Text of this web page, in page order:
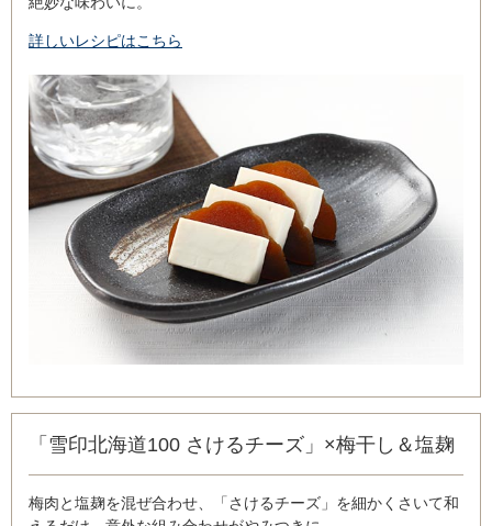
詳しいレシピはこちら
「雪印北海道100 さけるチーズ」×梅干し＆塩麹
梅肉と塩麹を混ぜ合わせ、「さけるチーズ」を細かくさいて和